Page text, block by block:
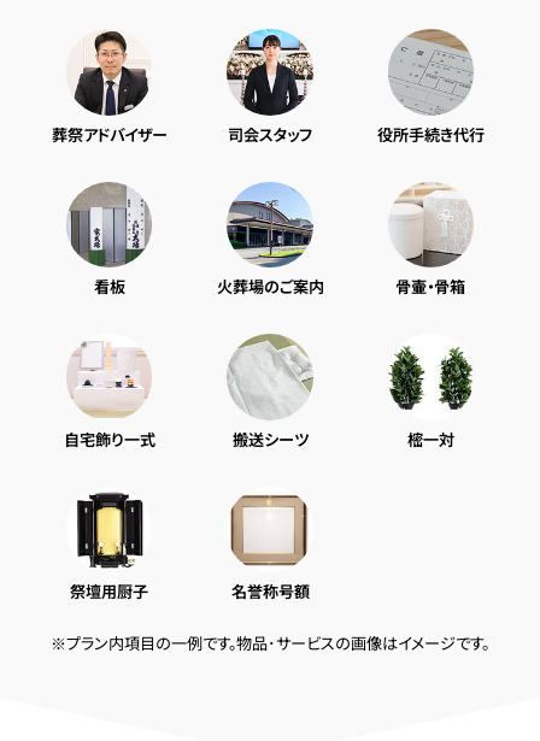
葬祭アドバイザー 司会スタッフ 役所手続き代行
看板 火葬場のご案内 骨壷・骨箱
自宅飾り一式 搬送シーツ 樒一対
祭壇用厨子 名誉称号額
※プラン内項目の一例です。物品･サービスの画像はイメージです。